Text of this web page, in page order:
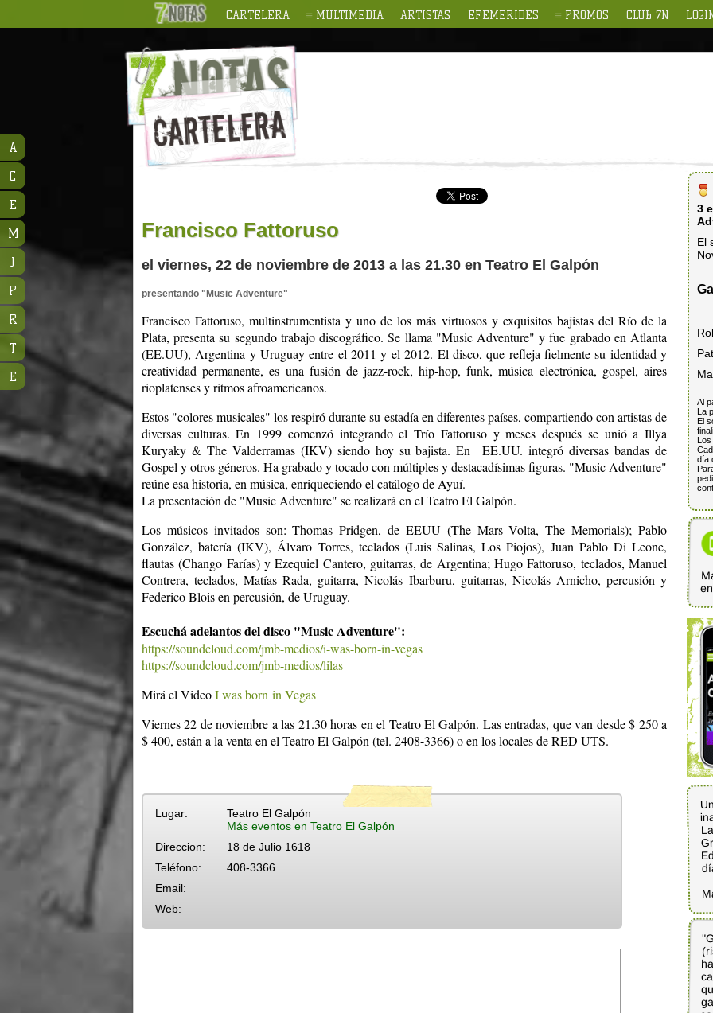
CARTELERA MULTIMEDIA ARTISTAS EFEMERIDES PROMOS CLUB 7N
Francisco Fattoruso
el viernes, 22 de noviembre de 2013 a las 21.30 en Teatro El Galpón
presentando "Music Adventure"
Francisco Fattoruso, multinstrumentista y uno de los más virtuosos y exquisitos bajistas del Río de la
Plata, presenta su segundo trabajo discográfico. Se llama "Music Adventure" y fue grabado en Atlanta
(EE.UU), Argentina y Uruguay entre el 2011 y el 2012. El disco, que refleja fielmente su identidad y
creatividad permanente, es una fusión de jazz-rock, hip-hop, funk, música electrónica, gospel, aires
rioplatenses y ritmos afroamericanos.
Estos "colores musicales" los respiró durante su estadía en diferentes países, compartiendo con artistas de
diversas culturas. En 1999 comenzó integrando el Trío Fattoruso y meses después se unió a Illya
Kuryaky & The Valderramas (IKV) siendo hoy su bajista. En EE.UU. integró diversas bandas de
Gospel y otros géneros. Ha grabado y tocado con múltiples y destacadísimas figuras. "Music Adventure"
reúne esa historia, en música, enriqueciendo el catálogo de Ayuí.
La presentación de "Music Adventure" se realizará en el Teatro El Galpón.
Los músicos invitados son: Thomas Pridgen, de EEUU (The Mars Volta, The Memorials); Pablo
González, batería (IKV), Álvaro Torres, teclados (Luis Salinas, Los Piojos), Juan Pablo Di Leone,
flautas (Chango Farías) y Ezequiel Cantero, guitarras, de Argentina; Hugo Fattoruso, teclados, Manuel
Contrera, teclados, Matías Rada, guitarra, Nicolás Ibarburu, guitarras, Nicolás Arnicho, percusión y
Federico Blois en percusión, de Uruguay.
Escuchá adelantos del disco "Music Adventure":
https://soundcloud.com/jmb-medios/i-was-born-in-vegas
https://soundcloud.com/jmb-medios/lilas
Mirá el VideoI was born in Vegas
Viernes 22 de noviembre a las 21.30 horas en el Teatro El Galpón. Las entradas, que van desde $ 250 a
$ 400, están a la venta en el Teatro El Galpón (tel. 2408-3366) o en los locales de RED UTS.
Lugar:
Teatro El Galpón
Más eventos en Teatro El Galpón
Direccion:
18 de Julio 1618
Teléfono:
408-3366
Email:
Web:
3
El
Al
La
El
día
en
A
C
E
M
J
P
R
T
E